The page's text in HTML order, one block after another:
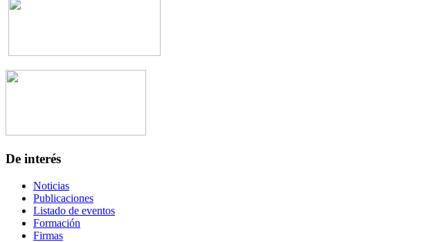
De interés
Noticias
Publicaciones
Listado de eventos
Formación
Firmas